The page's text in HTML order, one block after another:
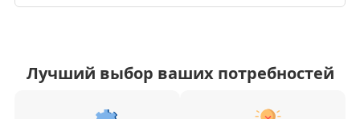
Лучший выбор ваших потребностей